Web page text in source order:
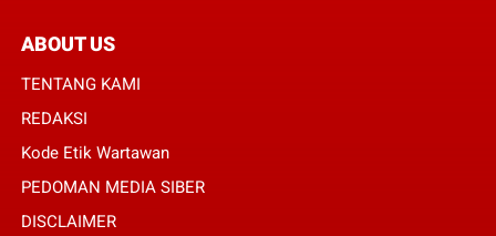
ABOUT US
TENTANG KAMI
REDAKSI
Kode Etik Wartawan
PEDOMAN MEDIA SIBER
DISCLAIMER